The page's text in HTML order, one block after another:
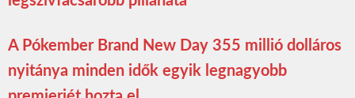
A Pókember Brand New Day 355 millió dolláros
nyitánya minden idők egyik legnagyobb